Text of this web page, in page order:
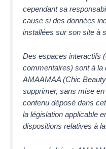
cependant sa
cause si des données
installées sur son site à
Des espaces interactifs
commentaires) sont à la
AMAAMAA (Chic
supprimer, sans mise
contenu déposé dans
la législation applicable
dispositions relatives à